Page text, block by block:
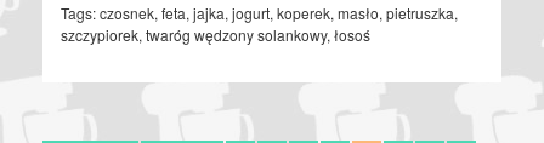
Tags:czosnek, feta, jajka, jogurt, koperek, masło, pietruszka,
szczypiorek, twaróg wędzony solankowy, łosoś